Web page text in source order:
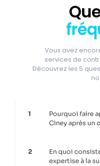
Vous avez
services de
Découvrez les 5
1
Pourquoi faire
Ciney après un
2
En quoi
expertise à la